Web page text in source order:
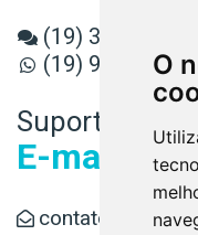
O
(19) 3589-3080
(19) 98891-
Suporte
E-mail